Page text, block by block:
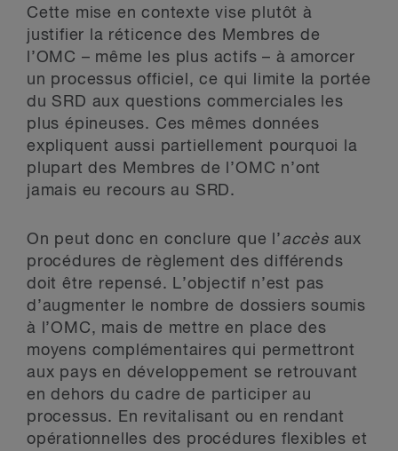
Cette mise en contexte vise plutôt à
justifier la réticence des Membres de
l’OMC – même les plus actifs – à amorcer
un processus officiel, ce qui limite la portée
du SRD aux questions commerciales les
plus épineuses. Ces mêmes données
expliquent aussi partiellement pourquoi la
plupart des Membres de l’OMC n’ont
jamais eu recours au SRD.
On peut donc en conclure que l’accèsaux
procédures de règlement des différends
doit être repensé. L’objectif n’est pas
d’augmenter le nombre de dossiers soumis
à l’OMC, mais de mettre en place des
moyens complémentaires qui permettront
aux pays en développement se retrouvant
en dehors du cadre de participer au
processus. En revitalisant ou en rendant
opérationnelles des procédures flexibles et